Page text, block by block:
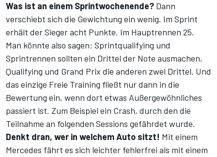
Was ist an einem Sprintwochenende? Dann
verschiebt sich die Gewichtung ein wenig. Im Sprint
erhält der Sieger acht Punkte. Im Hauptrennen 25.
Man könnte also sagen: Sprintqualifying und
Sprintrennen sollten ein Drittel der Note ausmachen,
Qualifying und Grand Prix die anderen zwei Drittel. Und
das einzige Freie Training fließt nur dann in die
Bewertung ein, wenn dort etwas Außergewöhnliches
passiert ist. Zum Beispiel ein Crash, durch den die
Teilnahme an folgenden Sessions gefährdet wurde.
Denkt dran, wer in welchem Auto sitzt! Mit einem
Mercedes fährt es sich leichter fehlerfrei als mit einem